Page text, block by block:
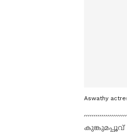
Aswathy
കുങ്കുമപ്പൂവ്